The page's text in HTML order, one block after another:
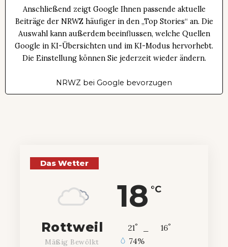
Anschließend zeigt Google Ihnen passende aktuelle
Beiträge der NRWZ häufiger in den „Top Stories“ an. Die
Auswahl kann außerdem beeinflussen, welche Quellen
Google in KI-Übersichten und im KI-Modus hervorhebt.
Die Einstellung können Sie jederzeit wieder ändern.
NRWZ bei Google bevorzugen
Das Wetter
18 °C
Rottweil
Mäßig Bewölkt
21° 16°
74%